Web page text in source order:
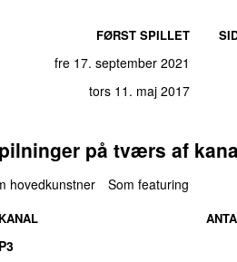
FØRST SPILLET
fre 17. september 2021
tors 11. maj 2017
på tværs af
hovedkunstner Som featuring
KANAL
P3